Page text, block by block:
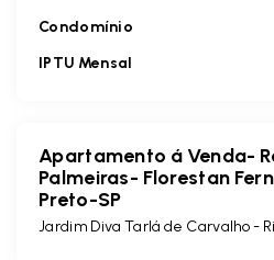
Condomínio
IPTU Mensal
Apartamento á Venda-
Palmeiras- Florestan
Preto-SP
Jardim Diva Tarlá de Carvalho -